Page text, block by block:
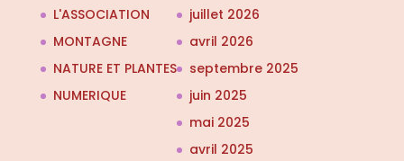
L'ASSOCIATION
MONTAGNE
NATURE ET PLANTES
NUMERIQUE
juillet 2026
avril 2026
septembre 2025
juin 2025
mai 2025
avril 2025